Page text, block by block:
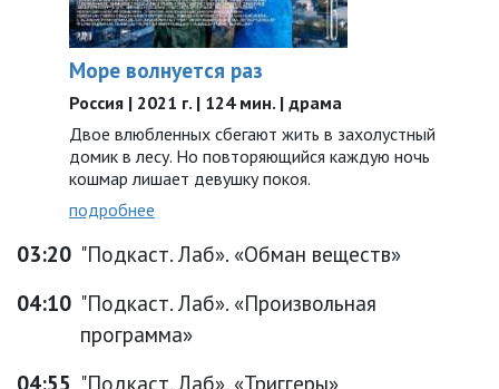
Море волнуется раз
Россия | 2021 г. | 124 мин. | драма
Двое влюбленных сбегают жить в захолустный
домик в лесу. Но повторяющийся каждую ночь
кошмар лишает девушку покоя.
подробнее
03:20 "Подкаст. Лаб». «Обман веществ»
04:10 "Подкаст. Лаб». «Произвольная
программа»
04:55 "Подкаст. Лаб». «Триггеры»